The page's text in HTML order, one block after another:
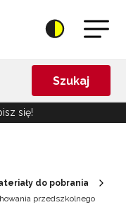
Szukaj
się!
do pobrania
przedszkolnego